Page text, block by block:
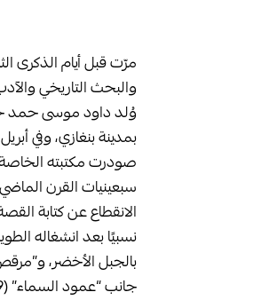
مرّت قبل أيام الذكرى
والبحث التاريخي
صودرت مكتبته
سبعينيات القرن